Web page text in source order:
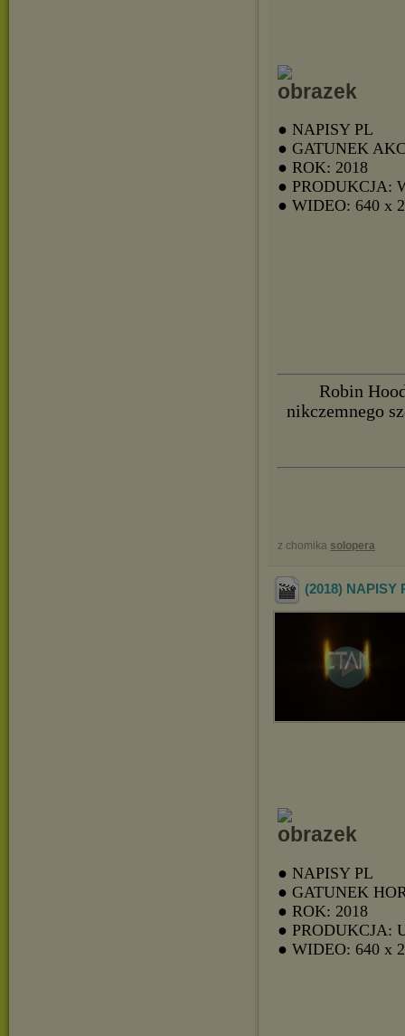
● NAPISY PL
● GATUNEK
● ROK: 2018
● PRODUKCJA:
● WIDEO: 640 x
Robin
nikczemnego
z chomika solopera
(2018) NAPISY
● NAPISY PL
● GATUNEK
● ROK: 2018
● PRODUKCJA:
● WIDEO: 640 x